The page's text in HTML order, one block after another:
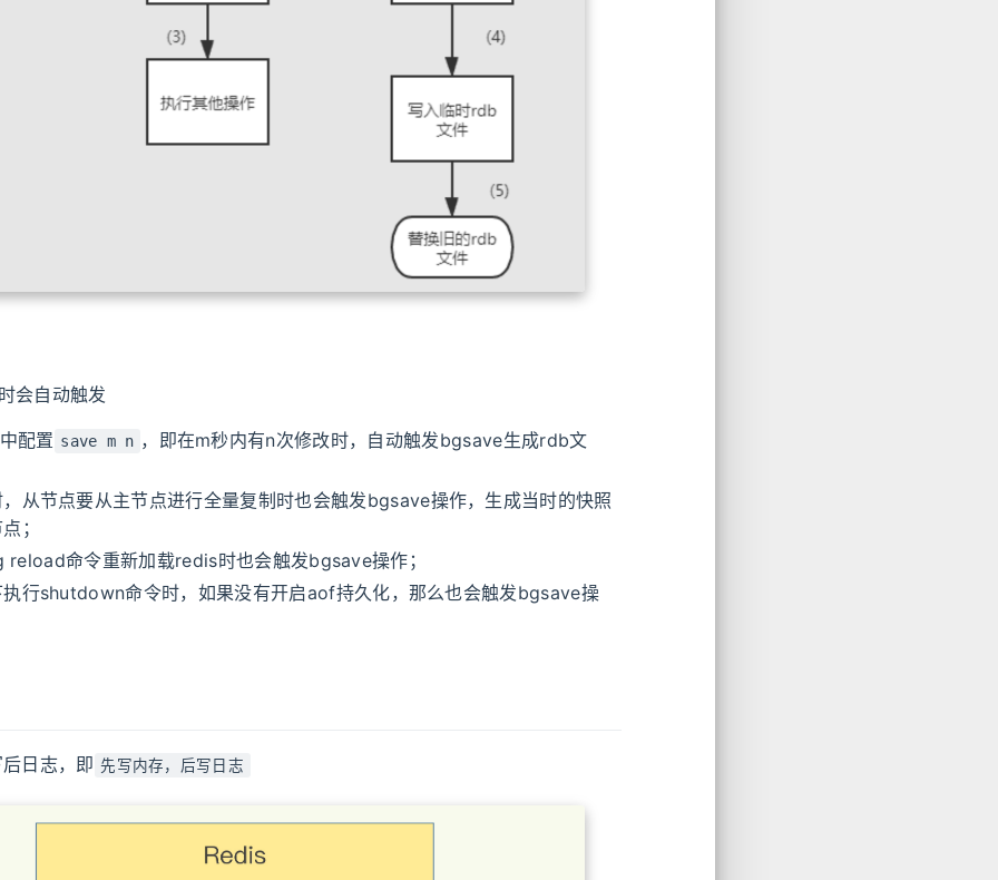
会自动触发
配置 save m n ，即在m秒内有n次修改时，自动触发bgsave生成rdb文
从节点要从主节点进行全量复制时也会触发bgsave操作，生成当时的快照
；
reload命令重新加载redis时也会触发bgsave操作；
执行shutdown命令时，如果没有开启aof持久化，那么也会触发bgsave操
日志，即 先写内存，后写日志